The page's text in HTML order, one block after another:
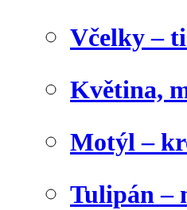
Včelky –
Květina,
Motýl –
Tulipán –